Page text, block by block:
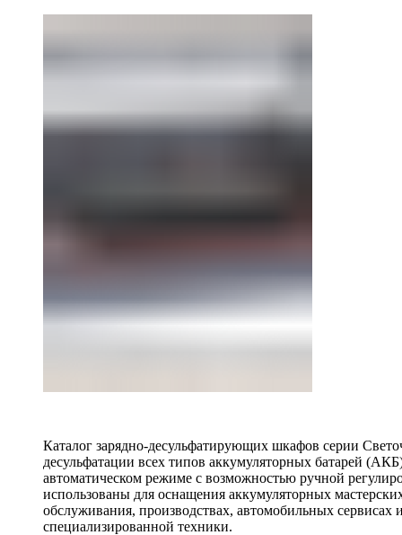
Каталог зарядно-десульфатирующих шкафов серии
десульфатации всех типов аккумуляторных батарей
автоматическом режиме с возможностью ручной
использованы для оснащения аккумуляторных
обслуживания, производствах, автомобильных
специализированной техники.